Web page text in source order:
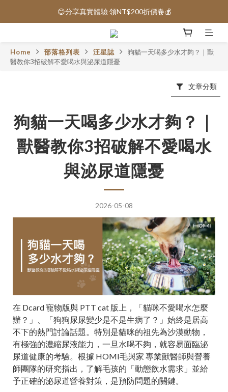
保健品免運｜全館滿1000元免運 🚚
😊分享真實體驗 領NT$200折價卷💰
保健品免運｜全館滿1000元免運 🚚
Home 部落格列表 汪星誌
狗貓一天喝多少水才夠？｜獸
醫教你3招破解不愛喝水與泌尿道隱憂
文章分類
狗貓一天喝多少水才夠？｜
獸醫教你3招破解不愛喝水
與泌尿道隱憂
2026-05-08
在 Dcard 寵物版與 PTT cat 版上，「貓咪不愛喝水怎麼
辦？」、「狗狗尿尿變少是不是生病了？」始終是居高
不下的熱門討論話題。特別是貓咪的祖先為沙漠動物，
有極強的濃縮尿液能力，一旦水喝不夠，就容易面臨泌
尿道健康的考驗。根據 HOMI毛與家 專業獸醫師與營養
師團隊的研究指出，了解毛孩的「動態飲水需求」並給
予正確的泌尿道營養對策，是預防問題的關鍵。